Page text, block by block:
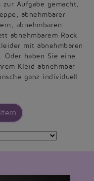
zur Aufgabe gemacht,
abnehmbarer
abnehmbaren
abnehmbarem Rock
mit abnehmbaren
Oder haben Sie eine
Kleid abnehmbar
ganz individuell